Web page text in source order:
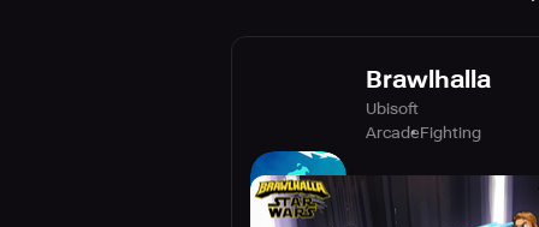
Brawlhalla
Ubisoft
ArcadeFighting